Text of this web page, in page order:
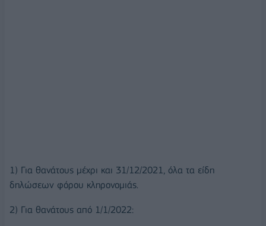
1) Για θανάτους μέχρι και 31/12/2021, όλα τα είδη
δηλώσεων φόρου κληρονομιάς.
2) Για θανάτους από 1/1/2022: